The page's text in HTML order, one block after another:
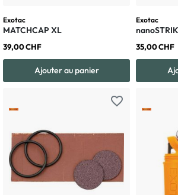
Exotac
MATCHCAP XL
39,00 CHF
Ajouter au panier
Exotac
35,00 CHF
favorite_border